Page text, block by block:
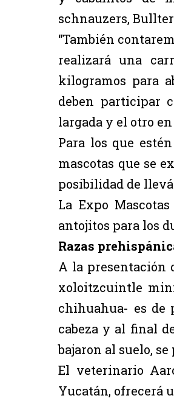
schnauzers,
“También
realizará una
kilogramos para
deben participar
largada y el otro
Para los que
mascotas que se
posibilidad de
La Expo
antojitos para los
Razas
A la presentación
xoloitzcuintle
chihuahua- es de
cabeza y al final
bajaron al suelo,
El veterinario
Yucatán, ofrecerá